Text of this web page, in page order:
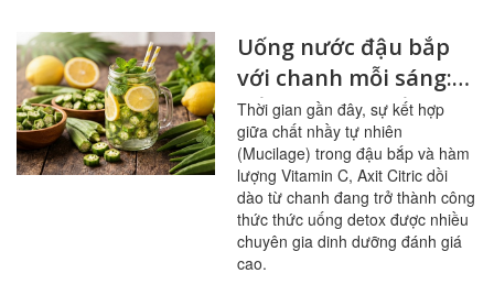
Uống nước đậu bắp
với chanh mỗi sáng:
bổ mạch máu, ổn
đường huyết
Thời gian gần đây, sự kết hợp
giữa chất nhầy tự nhiên
(Mucilage) trong đậu bắp và hàm
lượng Vitamin C, Axit Citric dồi
dào từ chanh đang trở thành công
thức thức uống detox được nhiều
chuyên gia dinh dưỡng đánh giá
cao.